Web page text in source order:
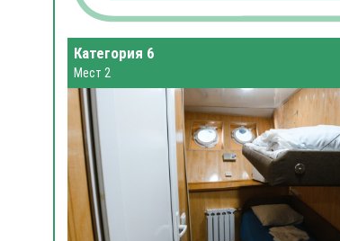
Категория 6
Мест 2